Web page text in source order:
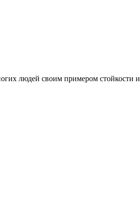
людей своим примером стойкости и